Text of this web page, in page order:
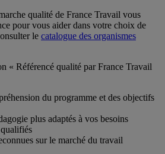
qualité de France Travail vous
pour vous aider dans votre choix de
le catalogue des organismes
« Référencé qualité par France Travail
du programme et des objectifs
plus adaptés à vos besoins
sur le marché du travail